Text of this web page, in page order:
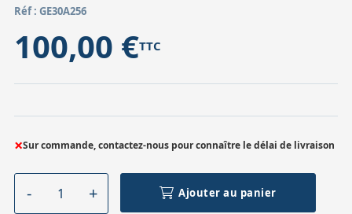
Réf : GE30A256
100,00 €TTC
×Sur commande, contactez-nous pour connaître le délai de livraison
Ajouter au panier